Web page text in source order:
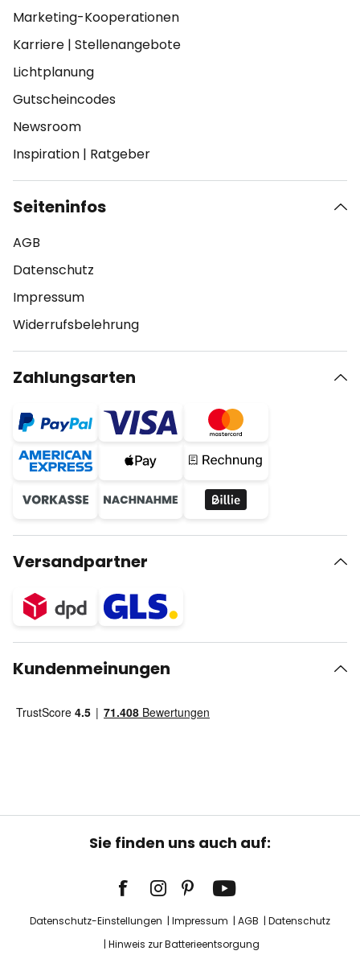
Marketing-Kooperationen
Karriere | Stellenangebote
Lichtplanung
Gutscheincodes
Newsroom
Inspiration | Ratgeber
Seiteninfos
AGB
Datenschutz
Impressum
Widerrufsbelehrung
Zahlungsarten
Versandpartner
Kundenmeinungen
Sie finden uns auch auf:
Datenschutz-Einstellungen Impressum AGB
Datenschutz
Hinweis zur Batterieentsorgung